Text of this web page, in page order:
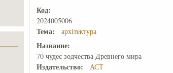
Код:
2024005006
Тема: архітектура
Название:
70 чудес зодчества Древнего мира
Издательство: АСТ